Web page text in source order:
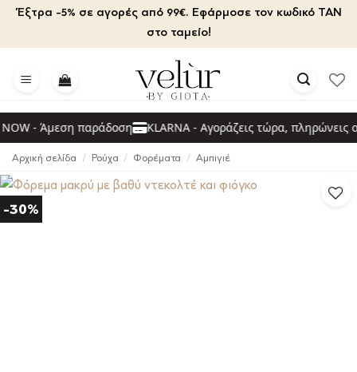
Μετάβαση
περιεχόμενο
Έξτρα -5% σε αγορές από 99€. Εφάρμοσε τον κωδικό TAN
στο ταμείο!
- Άμεση παράδοση KLARNA - Αγοράζεις τώρα, πληρώνεις
Αρχική σελίδα / Ρούχα / Φορέματα / Αμπιγιέ
-30%